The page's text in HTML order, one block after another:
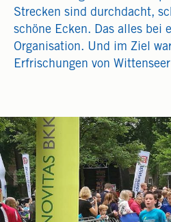
Strecken sind durchdacht,
schöne Ecken. Das alles bei
Organisation. Und im Ziel
Erfrischungen von